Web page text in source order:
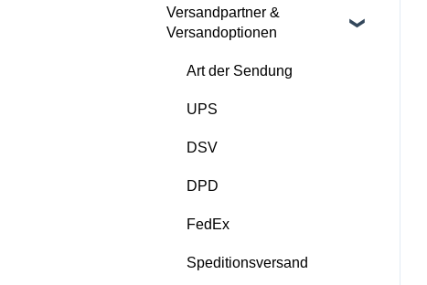
Sendify kennenlernen
Versandpartner &
Versandoptionen
Art der Sendung
UPS
DSV
DPD
FedEx
Speditionsversand